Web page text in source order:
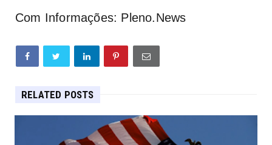
Com Informações: Pleno.News
RELATED POSTS